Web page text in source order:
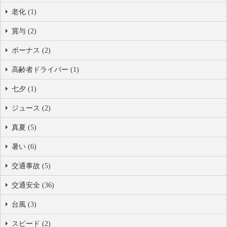
老化 (1)
賞与 (2)
ボーナス (2)
高齢者ドライバー (1)
七夕 (1)
ジュース (2)
真夏 (5)
暑い (6)
交通事故 (5)
交通安全 (36)
台風 (3)
スピード (2)